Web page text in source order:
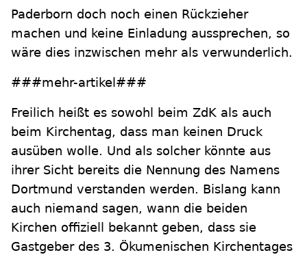
Paderborn doch noch einen Rückzieher
machen und keine Einladung aussprechen, so
wäre dies inzwischen mehr als verwunderlich.
###mehr-artikel###
Freilich heißt es sowohl beim ZdK als auch
beim Kirchentag, dass man keinen Druck
ausüben wolle. Und als solcher könnte aus
ihrer Sicht bereits die Nennung des Namens
Dortmund verstanden werden. Bislang kann
auch niemand sagen, wann die beiden
Kirchen offiziell bekannt geben, dass sie
Gastgeber des 3. Ökumenischen Kirchentages